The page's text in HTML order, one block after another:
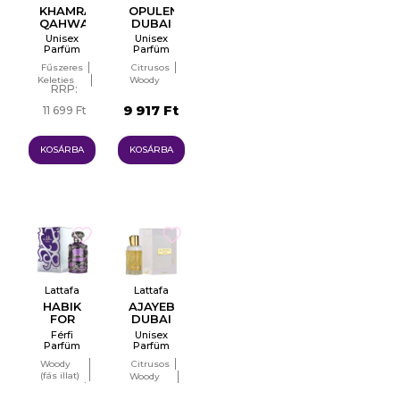
KHAMRAH
QAHWA
Unisex
Parfüm
Fűszeres
Keleties
(orientális)
Borostyános
RRP:
11 699 Ft
KOSÁRBA
OPULENT
DUBAI
Unisex
Parfüm
Citrusos
Woody
9 917 Ft
KOSÁRBA
Lattafa
HABIK
FOR
MEN
Férfi
Parfüm
Woody
(fás illat)
Lattafa
AJAYEB
DUBAI
PORTAIT
Unisex
Parfüm
Citrusos
Woody